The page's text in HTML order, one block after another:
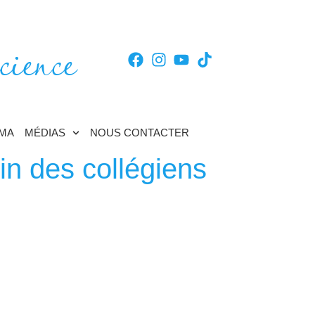
MÉDIAS NOUS CONTACTER
des collégiens